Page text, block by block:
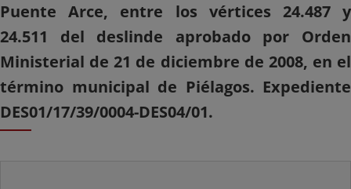
Puente Arce, entre los vértices 24.487 y
24.511 del deslinde aprobado por Orden
Ministerial de 21 de diciembre de 2008, en el
término municipal de Piélagos. Expediente
DES01/17/39/0004-DES04/01.